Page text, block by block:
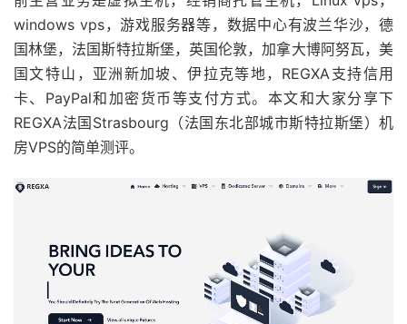
windows vps，游戏服务器等，数据中心有波兰华沙，德
国林堡，法国斯特拉斯堡，英国伦敦，加拿大博阿努瓦，美
国文特山，亚洲新加坡、伊拉克等地，REGXA支持信用
卡、PayPal和加密货币等支付方式。本文和大家分享下
REGXA法国Strasbourg（法国东北部城市斯特拉斯堡）机
房VPS的简单测评。